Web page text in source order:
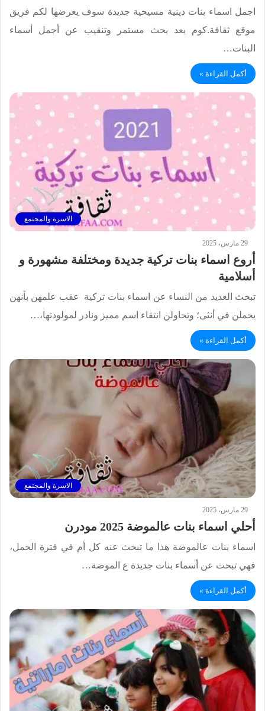
اجمل اسماء بنات دينية مسيحية جديدة سوف يعرضها لكم فريق
موقع ثقافة.كوم بعد بحث مستمر وتنقيب عن أجمل أسماء
البنات…
أكمل القراءة »
الاسرة والمجتمع
29 مارس، 2025
أروع اسماء بنات تركية جديدة ومختلفة مشهورة و
أسلامية
تبحث العديد من النساء عن اسماء بنات تركية عقب علمهن بأنهن
يحملن في أنثى؛ وتحاولن انتقاء اسم مميز ونادر لمولودتها،…
أكمل القراءة »
الاسرة والمجتمع
29 مارس، 2025
أحلي اسماء بنات عالموضة 2025 مودرن
اسماء بنات عالموضة هذا ما تبحث عنه كل أم في فترة الحمل،
فهي تبحث عن أسماء بنات جديدة ع الموضة…
أكمل القراءة »